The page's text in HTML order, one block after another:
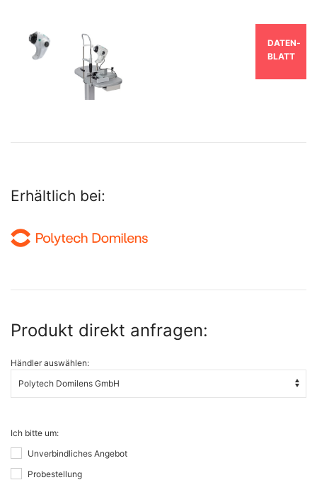
DATEN­
BLATT
Erhältlich bei:
Produkt direkt anfragen:
Händler auswählen:
Ich bitte um:
Unverbindliches Angebot
Probestellung